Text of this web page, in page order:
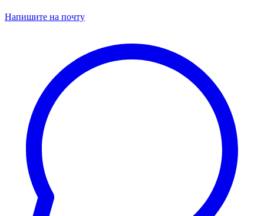
Напишите на почту